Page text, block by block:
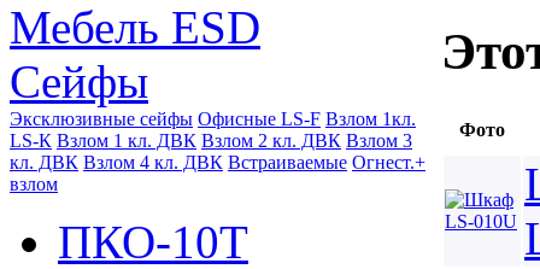
Мебель ESD
Сейфы
Эксклюзивные сейфы Офисные LS-F Взлом 1кл.
LS-К Взлом 1 кл. ДВК Взлом 2 кл. ДВК Взлом 3
кл. ДВК Взлом 4 кл. ДВК Встраиваемые Огнест.+
взлом
ПКО-10Т
Фото